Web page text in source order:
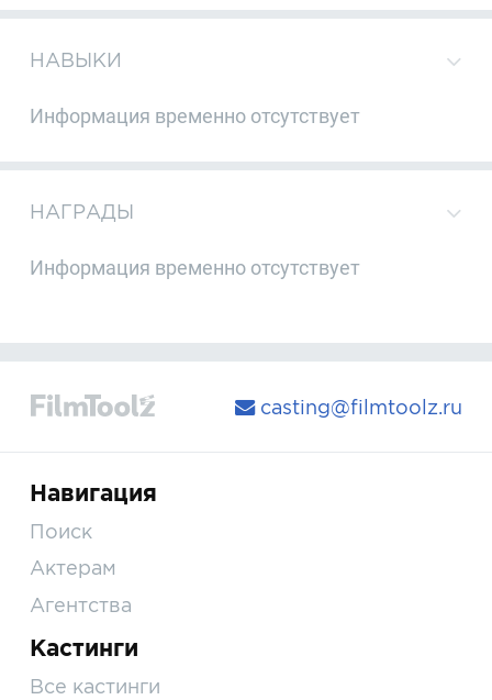
НАВЫКИ
Информация временно отсутствует
НАГРАДЫ
Информация временно отсутствует
casting@filmtoolz.ru
Навигация
Поиск
Актерам
Агентства
Кастинги
Все кастинги